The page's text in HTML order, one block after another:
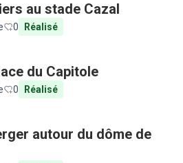
au stade Cazal
0 Réalisé
du Capitole
0 Réalisé
autour du dôme de